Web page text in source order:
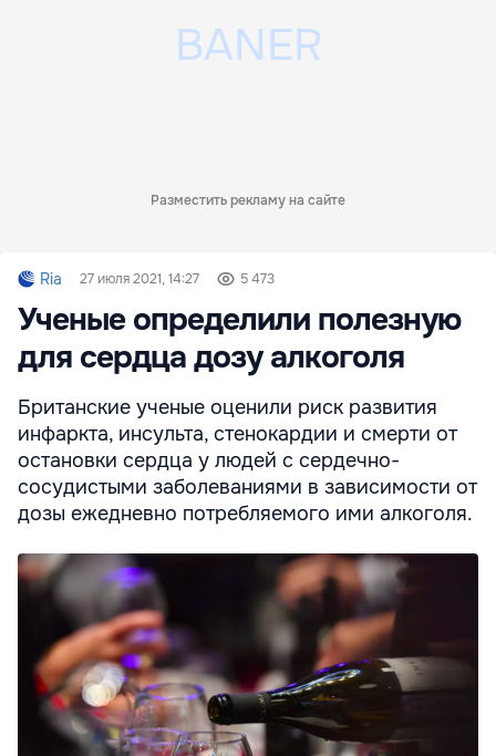
Разместить рекламу на сайте
Ria 27 июля 2021, 14:27 5 473
Ученые определили полезную
для сердца дозу алкоголя
Британские ученые оценили риск развития
инфаркта, инсульта, стенокардии и смерти от
остановки сердца у людей с сердечно-
сосудистыми заболеваниями в зависимости от
дозы ежедневно потребляемого ими алкоголя.